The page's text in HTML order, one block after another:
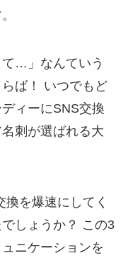
て…」なんていう
ば！ いつでもど
ィーにSNS交換
刺が選ばれる大
を爆速にしてく
しょうか？ この3
ニケーションを